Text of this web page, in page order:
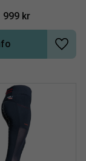
under knät
999kr
Lägg